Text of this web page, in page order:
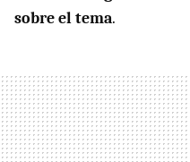
sobre el tema.